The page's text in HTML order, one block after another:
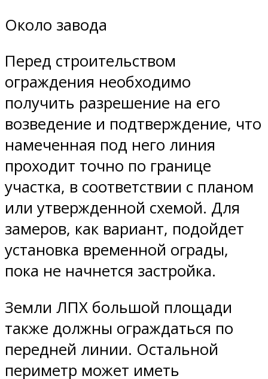
Около завода
Перед строительством
ограждения необходимо
получить разрешение на его
возведение и подтверждение, что
намеченная под него линия
проходит точно по границе
участка, в соответствии с планом
или утвержденной схемой. Для
замеров, как вариант, подойдет
установка временной ограды,
пока не начнется застройка.
Земли ЛПХ большой площади
также должны ограждаться по
передней линии. Остальной
периметр может иметь